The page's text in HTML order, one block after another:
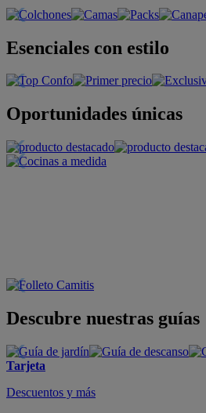
Esenciales con estilo
Oportunidades únicas
Descubre nuestras guías
Tarjeta
Descuentos y más